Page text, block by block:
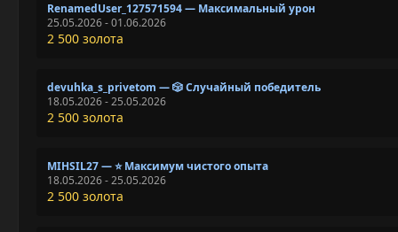
RenamedUser_127571594 — Максимальный урон
25.05.2026 - 01.06.2026
2 500 золота
devuhka_s_privetom — 🎲 Случайный победитель
18.05.2026 - 25.05.2026
2 500 золота
MIHSIL27 — ⭐ Максимум чистого опыта
18.05.2026 - 25.05.2026
2 500 золота